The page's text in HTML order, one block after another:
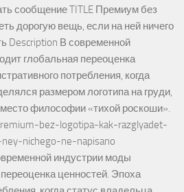
сообщение TITLE Премиум без
дорогую вещь, если на ней ничего
Description В современной
глобальная переоценка
потребления, когда
размером логотипа на груди,
философии «тихой роскоши».
bez-logotipa-kak-razglyadet-
nichego-ne-napisano
индустрии моды
ценностей. Эпоха